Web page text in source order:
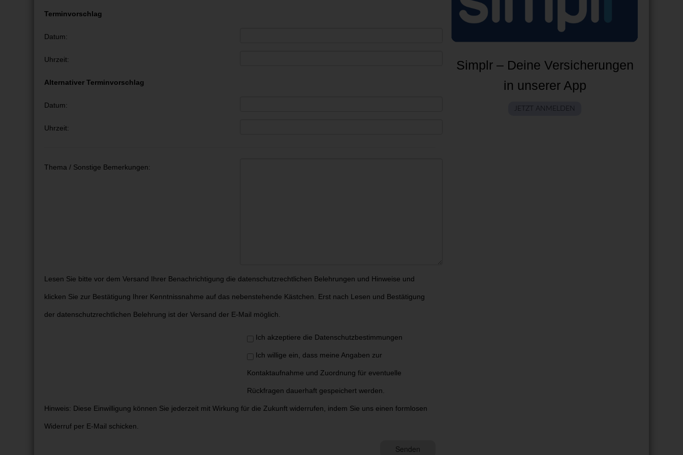
Terminvorschlag
Datum:
Uhrzeit:
Alternativer Terminvorschlag
Datum:
Uhrzeit:
Thema / Sonstige Bemerkungen:
Lesen Sie bitte vor dem Versand Ihrer Benachrichtigung die datenschutzrechtlichen Belehrungen und Hinweise und
klicken Sie zur Bestätigung Ihrer Kenntnissnahme auf das nebenstehende Kästchen. Erst nach Lesen und Bestätigung
der datenschutzrechtlichen Belehrung ist der Versand der E-Mail möglich.
Ich akzeptiere die Datenschutzbestimmungen
Ich willige ein, dass meine Angaben zur
Kontaktaufnahme und Zuordnung für eventuelle
Rückfragen dauerhaft gespeichert werden.
Hinweis: Diese Einwilligung können Sie jederzeit mit Wirkung für die Zukunft widerrufen, indem Sie uns einen formlosen
Widerruf per E-Mail schicken.
Simplr – Deine Versicherungen
in unserer App
JETZT ANMELDEN